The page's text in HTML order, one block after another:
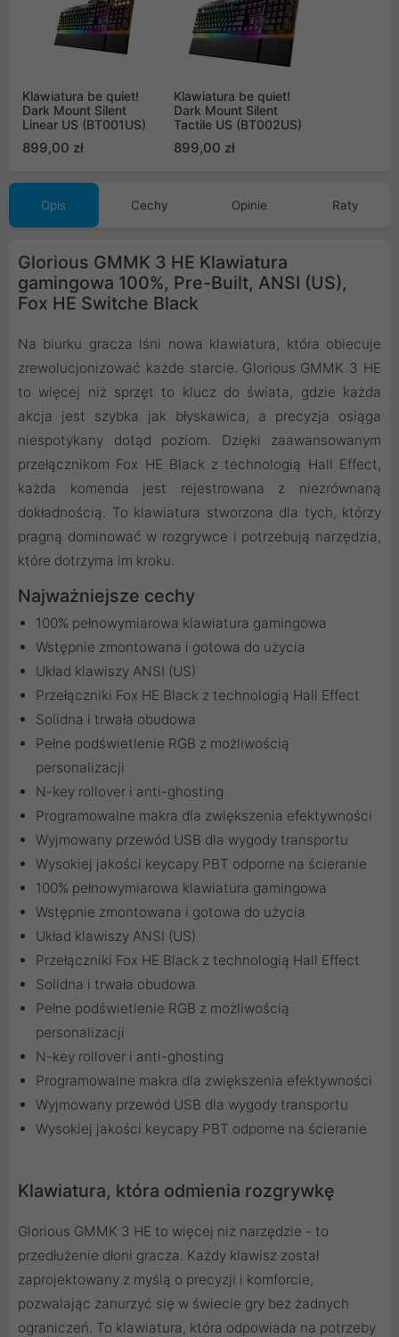
Klawiatura be quiet!
Dark Mount Silent
Linear US (BT001US)
899,00 zł
Klawiatura be quiet!
Dark Mount Silent
Tactile US (BT002US)
899,00 zł
Opis Cechy Opinie Raty
Glorious GMMK 3 HE Klawiatura
gamingowa 100%, Pre-Built, ANSI (US),
Fox HE Switche Black
Na biurku gracza lśni nowa klawiatura, która obiecuje
zrewolucjonizować każde starcie. Glorious GMMK 3 HE
to więcej niż sprzęt to klucz do świata, gdzie każda
akcja jest szybka jak błyskawica, a precyzja osiąga
niespotykany dotąd poziom. Dzięki zaawansowanym
przełącznikom Fox HE Black z technologią Hall Effect,
każda komenda jest rejestrowana z niezrównaną
dokładnością. To klawiatura stworzona dla tych, którzy
pragną dominować w rozgrywce i potrzebują narzędzia,
które dotrzyma im kroku.
Najważniejsze cechy
100% pełnowymiarowa klawiatura gamingowa
Wstępnie zmontowana i gotowa do użycia
Układ klawiszy ANSI (US)
Przełączniki Fox HE Black z technologią Hall Effect
Solidna i trwała obudowa
Pełne podświetlenie RGB z możliwością
personalizacji
N-key rollover i anti-ghosting
Programowalne makra dla zwiększenia efektywności
Wyjmowany przewód USB dla wygody transportu
Wysokiej jakości keycapy PBT odporne na ścieranie
100% pełnowymiarowa klawiatura gamingowa
Wstępnie zmontowana i gotowa do użycia
Układ klawiszy ANSI (US)
Przełączniki Fox HE Black z technologią Hall Effect
Solidna i trwała obudowa
Pełne podświetlenie RGB z możliwością
personalizacji
N-key rollover i anti-ghosting
Programowalne makra dla zwiększenia efektywności
Wyjmowany przewód USB dla wygody transportu
Wysokiej jakości keycapy PBT odporne na ścieranie
Klawiatura, która odmienia rozgrywkę
Glorious GMMK 3 HE to więcej niż narzędzie - to
przedłużenie dłoni gracza. Każdy klawisz został
zaprojektowany z myślą o precyzji i komforcie,
pozwalając zanurzyć się w świecie gry bez żadnych
ograniczeń. To klawiatura, która odpowiada na potrzeby